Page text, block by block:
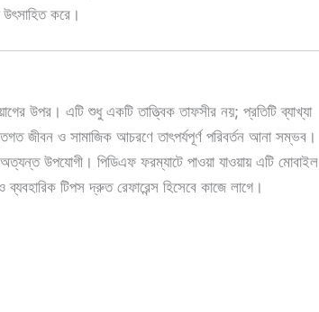
করে।
উপর। এটি শুধু একটি তাত্ত্বিক তাফসীর নয়; প্রতিটি ব্যাখ্যা
জীবন ও সামাজিক আচরণে তাৎপর্যপূর্ণ পরিবর্তন আনা সম্ভব।
উপযোগী। পিডিএফ ফরম্যাটে পাওয়া যাওয়ায় এটি মোবাইল
টিপস দ্রুত রেফারেন্স হিসেবে কাজে লাগে।